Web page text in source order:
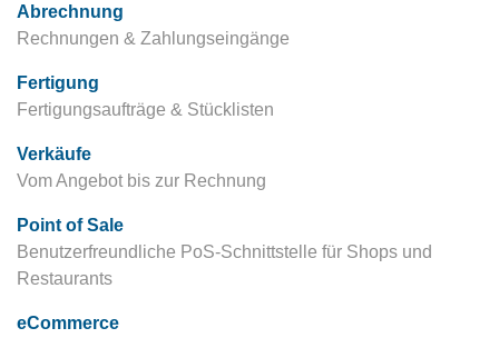
Abrechnung
Rechnungen & Zahlungseingänge
Fertigung
Fertigungsaufträge & Stücklisten
Verkäufe
Vom Angebot bis zur Rechnung
Point of Sale
Benutzerfreundliche PoS-Schnittstelle für Shops und
Restaurants
eCommerce